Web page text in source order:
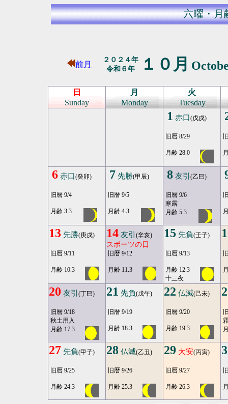
六曜・月
前月
２０２４年
令和６年
１０月
日
Sunday
月
Monday
火
Tuesday
1 赤口(戊戌)
旧暦 8/29
月齢 28.0
6 赤口(癸卯)
旧暦 9/4
月齢 3.3
7 先勝(甲辰)
旧暦 9/5
月齢 4.3
8 友引 (乙巳)
旧暦 9/6
寒露
月齢 5.3
13 先勝(庚戌)
旧暦 9/11
月齢 10.3
14 友引 (辛亥)
スポーツの日
旧暦 9/12
月齢 11.3
15 先負(壬子)
旧暦 9/13
月齢 12.3
十三夜
20 友引 (丁巳)
旧暦 9/18
秋土用入
月齢 17.3
21 先負(戊午)
旧暦 9/19
月齢 18.3
22 仏滅(己未)
旧暦 9/20
月齢 19.3
27 先負(甲子)
旧暦 9/25
月齢 24.3
28 仏滅(乙丑)
旧暦 9/26
月齢 25.3
29 大安(丙寅)
旧暦 9/27
月齢 26.3